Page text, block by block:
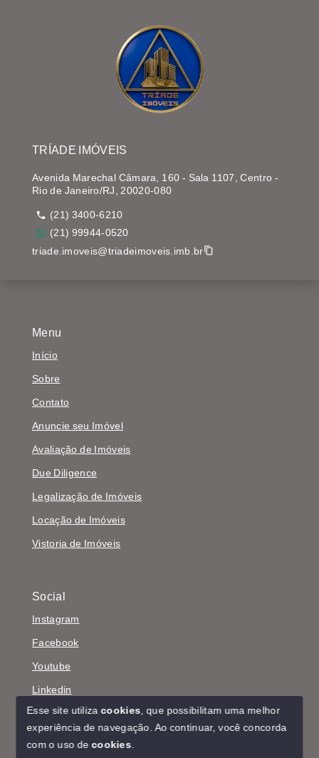
Menu
Início
Sobre
Contato
Anuncie seu Imóvel
Avaliação de Imóveis
Due Diligence
Legalização de Imóveis
Locação de Imóveis
Vistoria de Imóveis
Social
Instagram
Facebook
Youtube
Linkedin
© Copyright 2026 - TRÍADE IMÓVEIS - Todos os direitos
TRÍADE IMÓVEIS
Avenida Marechal Câmara, 160 - Sala 1107, Centro -
Rio de Janeiro/RJ, 20020-080
(21) 3400-6210
(21) 99944-0520
triade.imoveis@triadeimoveis.imb.br
Esse site utilizacookies , que possibilitam uma melhor
experiência de navegação. Ao continuar, você concorda
com o uso decookies